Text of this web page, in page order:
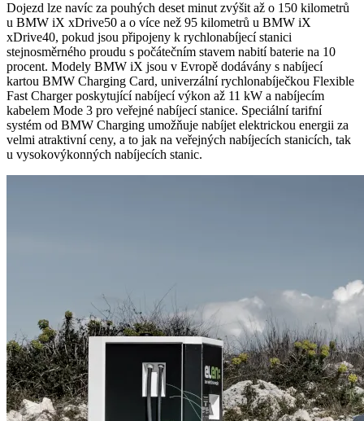
Dojezd lze navíc za pouhých deset minut zvýšit až o 150 kilometrů
u BMW iX xDrive50 a o více než 95 kilometrů u BMW iX
xDrive40, pokud jsou připojeny k rychlonabíjecí stanici
stejnosměrného proudu s počátečním stavem nabití baterie na 10
procent. Modely BMW iX jsou v Evropě dodávány s nabíjecí
kartou BMW Charging Card, univerzální rychlonabíječkou Flexible
Fast Charger poskytující nabíjecí výkon až 11 kW a nabíjecím
kabelem Mode 3 pro veřejné nabíjecí stanice. Speciální tarifní
systém od BMW Charging umožňuje nabíjet elektrickou energii za
velmi atraktivní ceny, a to jak na veřejných nabíjecích stanicích, tak
u vysokovýkonných nabíjecích stanic.